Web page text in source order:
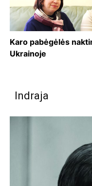
Karo pabėgėlės
Ukrainoje
Indraja